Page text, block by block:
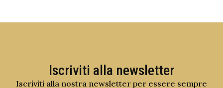
Iscriviti alla newsletter
Iscriviti alla nostra newsletter per essere sempre